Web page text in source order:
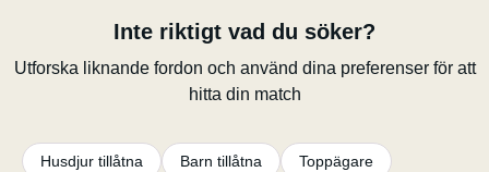
Inte riktigt vad du söker?
Utforska liknande fordon och använd dina preferenser för att
hitta din match
Husdjur tillåtna Barn tillåtna Toppägare